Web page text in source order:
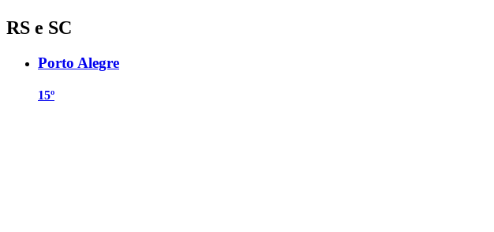
RS e SC
Porto Alegre
15º